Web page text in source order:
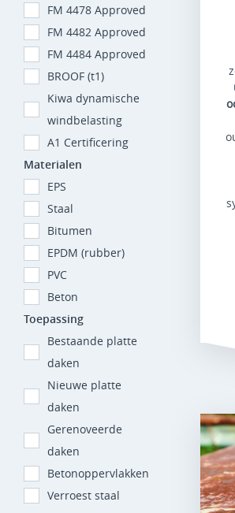
FM 4478 Approved
FM 4482 Approved
FM 4484 Approved
BROOF (t1)
Kiwa dynamische
windbelasting
A1 Certificering
Materialen
EPS
Staal
Bitumen
EPDM (rubber)
PVC
Beton
Toepassing
Bestaande platte
daken
Nieuwe platte
daken
Gerenoveerde
daken
Betonoppervlakken
Verroest staal